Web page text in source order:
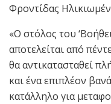
Φροντίδας
«Ο στόλος του
αποτελείται από
θα αντικατασταθεί
και ένα επιπλέον
κατάλληλο για